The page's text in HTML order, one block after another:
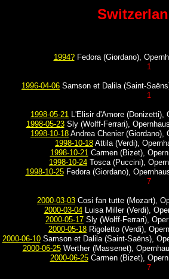
1994?Fedora (Giordano),
1
1996-04-06 Samson et Dalila (Saint-
1
1998-05-21 L'Elisir d'Amore (Donizetti),
1998-05-23Sly (Wolff-Ferrari),
1998-10-18 Andrea Chenier (Giordano),
1998-10-18 Attila (Verdi),
1998-10-21Carmen (Bizet),
1998-10-24 Tosca (Puccini),
1998-10-25Fedora (Giordano),
7
2000-03-03 Cosi fan tutte (Mozart),
2000-03-04Luisa Miller (Verdi),
2000-05-17 Sly (Wolff-Ferrari),
2000-05-18 Rigoletto (Verdi),
2000-06-10Samson et Dalila (Saint-Saëns),
2000-06-25Werther (Massenet),
2000-06-25Carmen (Bizet),
7